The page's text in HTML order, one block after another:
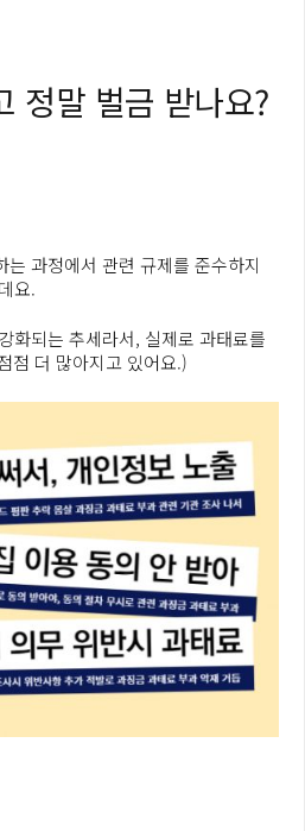
정말 벌금 받나요?
는 과정에서 관련 규제를 준수하지
요.
화되는 추세라서, 실제로 과태료를
점 더 많아지고 있어요.)